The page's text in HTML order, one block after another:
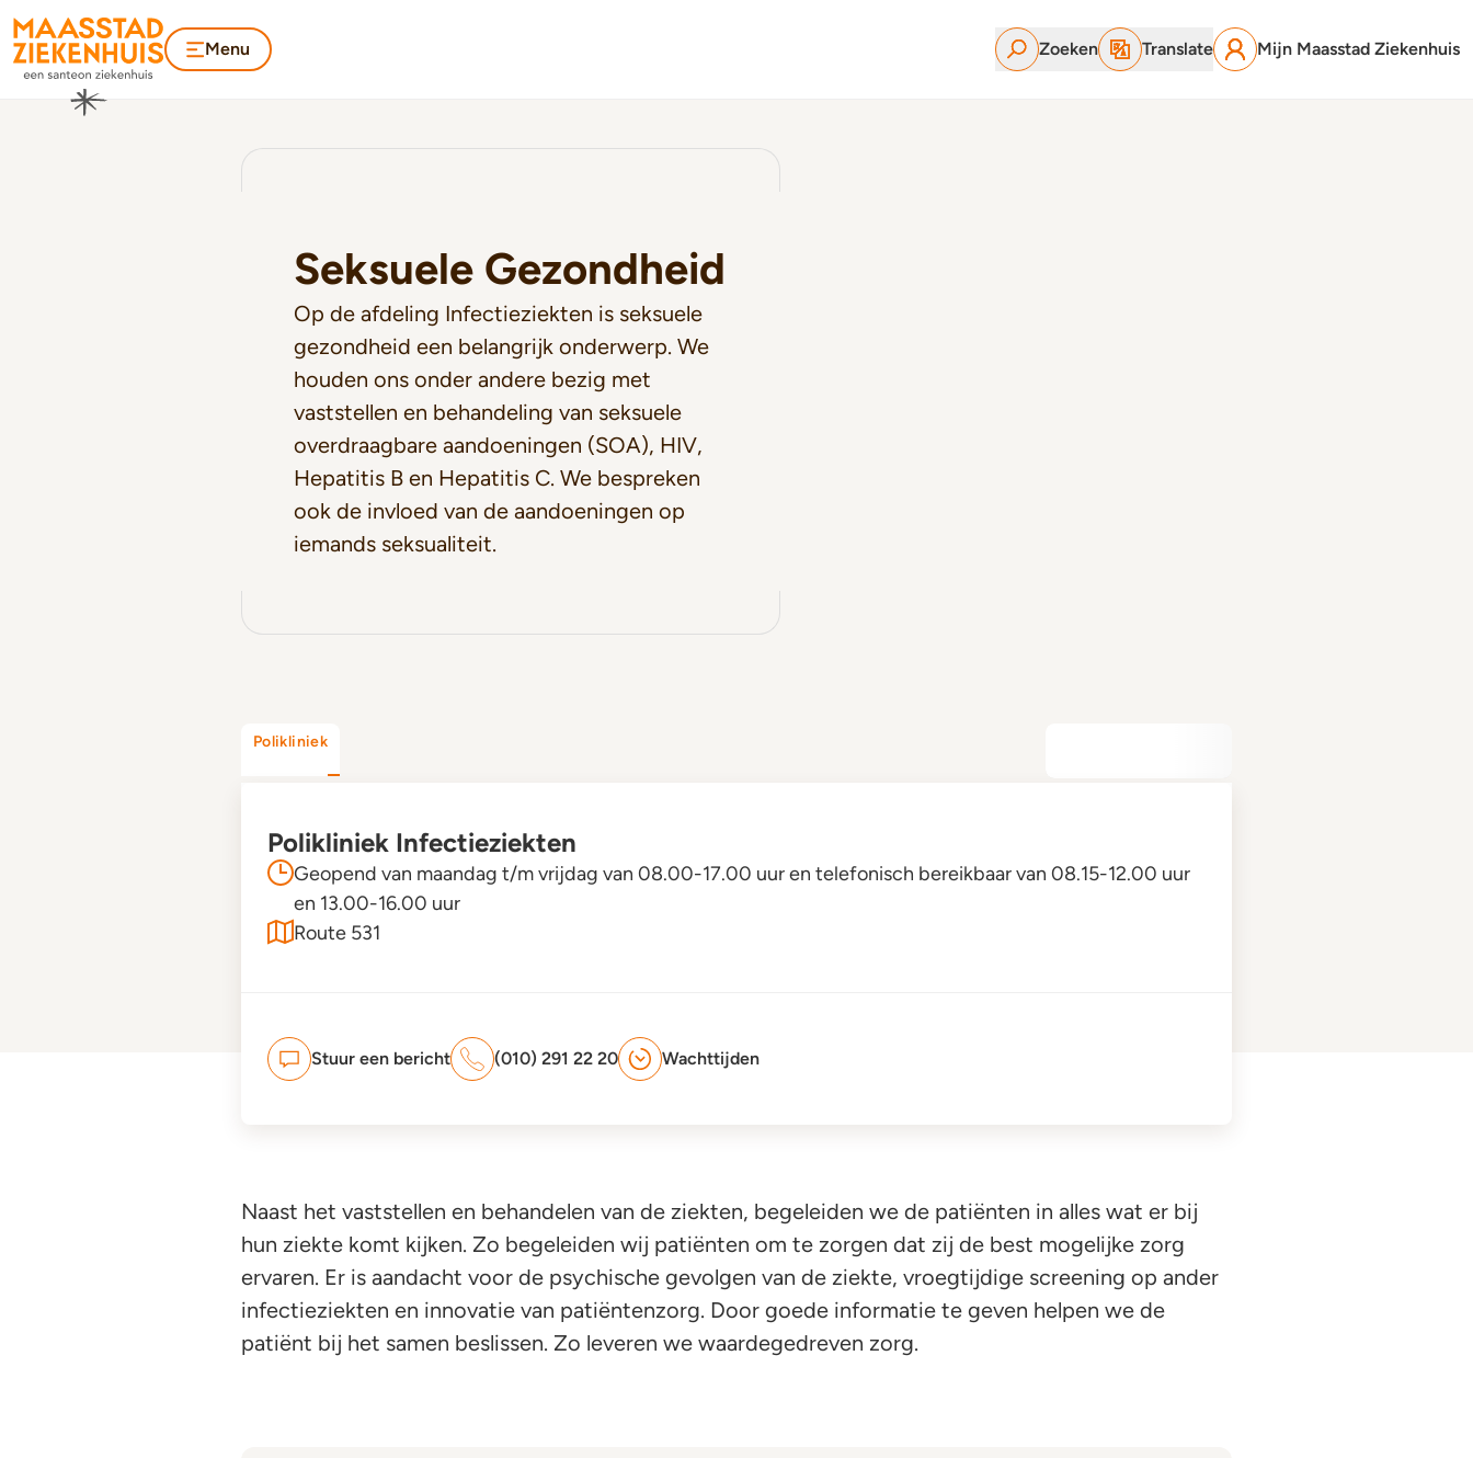
Menu Zoeken Translate Mijn Maasstad Ziekenhuis
Seksuele Gezondheid
Op de afdeling Infectieziekten is seksuele
gezondheid een belangrijk onderwerp. We
houden ons onder andere bezig met
vaststellen en behandeling van seksuele
overdraagbare aandoeningen (SOA), HIV,
Hepatitis B en Hepatitis C. We bespreken
ook de invloed van de aandoeningen op
iemands seksualiteit.
Polikliniek
Polikliniek Infectieziekten
Geopend van maandag t/m vrijdag van 08.00-17.00 uur en telefonisch bereikbaar van 08.15-12.00 uur
en 13.00-16.00 uur
Route 531
Stuur een bericht (010) 291 22 20 Wachttijden
Naast het vaststellen en behandelen van de ziekten, begeleiden we de patiënten in alles wat er bij
hun ziekte komt kijken. Zo begeleiden wij patiënten om te zorgen dat zij de best mogelijke zorg
ervaren. Er is aandacht voor de psychische gevolgen van de ziekte, vroegtijdige screening op ander
infectieziekten en innovatie van patiëntenzorg. Door goede informatie te geven helpen we de
patiënt bij het samen beslissen. Zo leveren we waardegedreven zorg.